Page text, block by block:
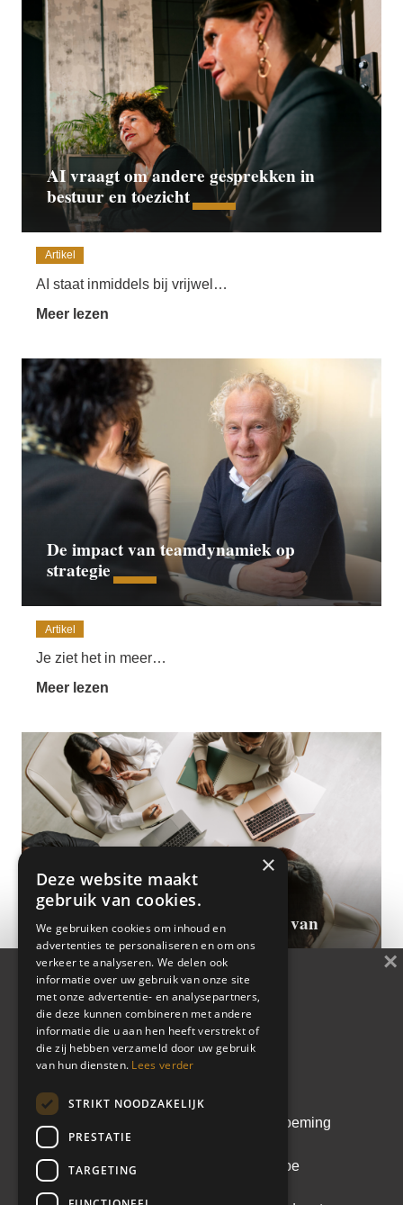
AI vraagt om andere gesprekken in
bestuur en toezicht
Artikel
AI staat inmiddels bij vrijwel…
Meer lezen
De impact van teamdynamiek op
strategie
Artikel
Je ziet het in meer…
Meer lezen
Ontwikkelingen die de toekomst van
werk vormgeven
Artikel
In 2025 lag er veel…
Meer lezen
Whitepaper
De kunst van de juiste
Een doordachte leiderschapsbenoeming
voorkomt kostbare fouten. In deze
whitepaper lees je hoe een scherpe
×
×
Deze website maakt
gebruik van cookies.
We gebruiken cookies om inhoud en
advertenties te personaliseren en om ons
verkeer te analyseren. We delen ook
informatie over uw gebruik van onze site
met onze advertentie- en analysepartners,
die deze kunnen combineren met andere
informatie die u aan hen heeft verstrekt of
die zij hebben verzameld door uw gebruik
van hun diensten. Lees verder
STRIKT NOODZAKELIJK
PRESTATIE
TARGETING